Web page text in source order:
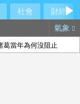
社會
財經
氣象
當年為何沒阻止